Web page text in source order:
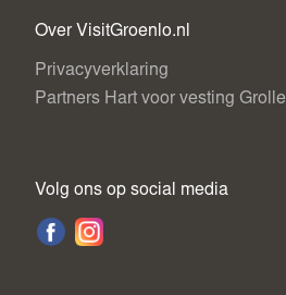
Over VisitGroenlo.nl
Privacyverklaring
Partners Hart voor vesting Grolle
Volg ons op social media